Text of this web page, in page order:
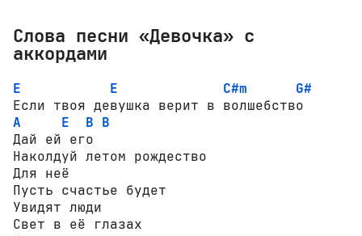
Слова песни «Девочка» с
аккордами
E E C#m
G#
A
E B B
Дай ей его
Наколдуй летом рождество
Для неё
Пусть счастье будет
Увидят люди
Свет в её глазах